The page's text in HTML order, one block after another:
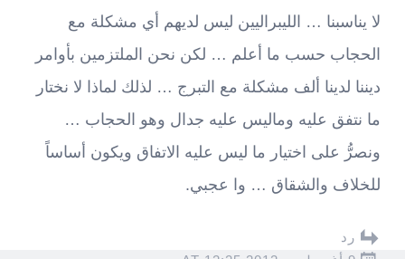
لا يناسبنا … الليبراليين ليس لديهم أي مشكلة مع
الحجاب حسب ما أعلم … لكن نحن الملتزمين بأوامر
ديننا لدينا ألف مشكلة مع التبرج … لذلك لماذا لا نختار
ما نتفق عليه وماليس عليه جدال وهو الحجاب …
ونصرُّ على اختيار ما ليس عليه الاتفاق ويكون أساساً
للخلاف والشقاق … وا عجبي.
رد